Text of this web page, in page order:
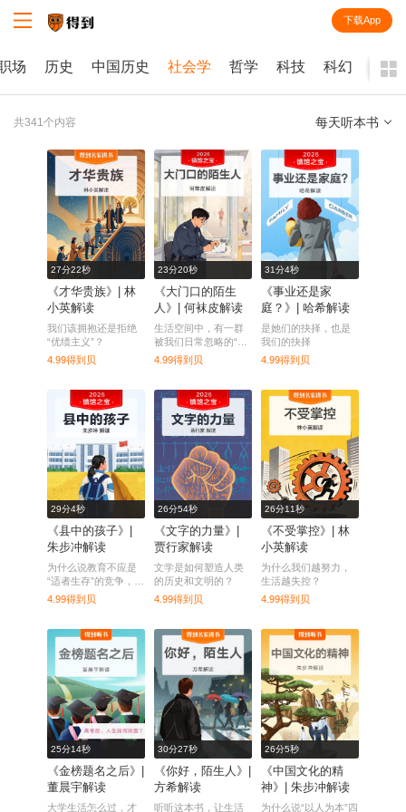
下载App
场 历史 中国历史 社会学 哲学 科技 科幻 艺术
共341个内容 每天听本书
全部
课程
每天听本书
27分22秒
《才华贵族》| 林
小英解读
我们该拥抱还是拒绝
“优绩主义”？
4.99得到贝
23分20秒
《大门口的陌生
人》| 何袜皮解读
生活空间中，有一群
被我们日常忽略的“隐
形人”
4.99得到贝
31分4秒
《事业还是家
庭？》| 哈希解读
是她们的抉择，也是
我们的抉择
4.99得到贝
29分4秒
《县中的孩子》|
朱步冲解读
为什么说教育不应是
“适者生存”的竞争，而
应该给孩子以希望？
4.99得到贝
26分54秒
《文字的力量》|
贾行家解读
文学是如何塑造人类
的历史和文明的？
4.99得到贝
26分11秒
《不受掌控》| 林
小英解读
为什么我们越努力，
生活越失控？
4.99得到贝
25分14秒
《金榜题名之后》|
董晨宇解读
大学生活怎么过，才
30分27秒
《你好，陌生人》|
方希解读
听听这本书，让生活
26分5秒
《中国文化的精
神》| 朱步冲解读
为什么说“以人为本”四